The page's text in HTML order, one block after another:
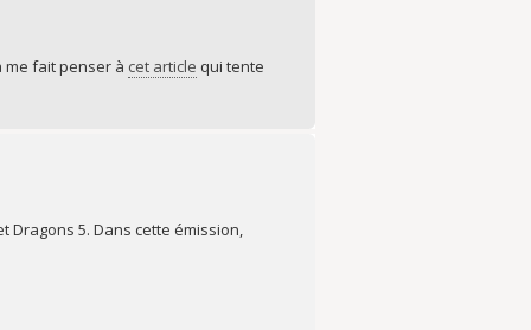
me fait penser à cet article qui tente
Dragons 5. Dans cette émission,